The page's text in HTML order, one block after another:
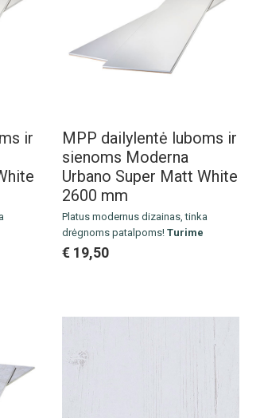
ir
MPP dailylentė luboms ir
sienoms Moderna
Urbano Super Matt White
2600 mm
Platus modernus dizainas, tinka
drėgnoms patalpoms! Turime
sandėlyje.
Idealus pasirinkimas didelių erdvių
Montavimo instrukcija.
€ 19,50